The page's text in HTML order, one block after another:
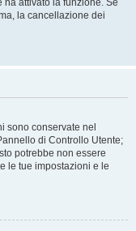
ha attivato la funzione. Se
la cancellazione dei
sono conservate nel
di Controllo Utente;
potrebbe non essere
le tue impostazioni e le